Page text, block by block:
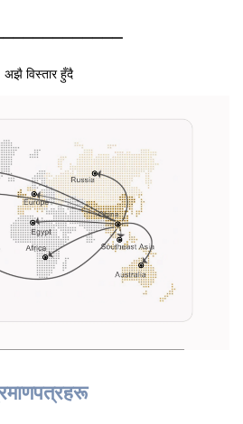
अझै विस्तार हुँदै